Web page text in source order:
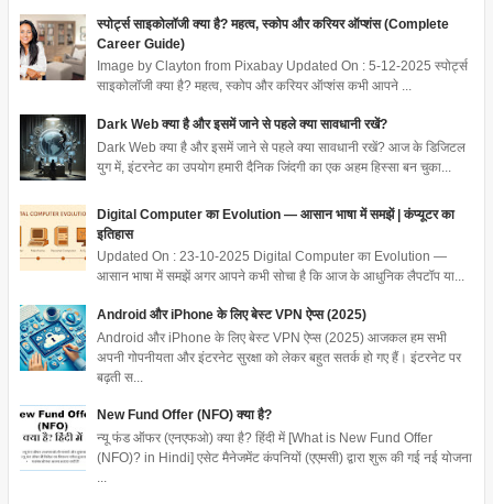
स्पोर्ट्स साइकोलॉजी क्या है? महत्व, स्कोप और करियर ऑप्शंस (Complete
Career Guide)
Image by Clayton from Pixabay Updated On : 5-12-2025 स्पोर्ट्स
साइकोलॉजी क्या है? महत्व, स्कोप और करियर ऑप्शंस कभी आपने ...
Dark Web क्या है और इसमें जाने से पहले क्या सावधानी रखें?
Dark Web क्या है और इसमें जाने से पहले क्या सावधानी रखें? आज के डिजिटल
युग में, इंटरनेट का उपयोग हमारी दैनिक जिंदगी का एक अहम हिस्सा बन चुका...
Digital Computer का Evolution — आसान भाषा में समझें | कंप्यूटर का
इतिहास
Updated On : 23-10-2025 Digital Computer का Evolution —
आसान भाषा में समझें अगर आपने कभी सोचा है कि आज के आधुनिक लैपटॉप या...
Android और iPhone के लिए बेस्ट VPN ऐप्स (2025)
Android और iPhone के लिए बेस्ट VPN ऐप्स (2025) आजकल हम सभी
अपनी गोपनीयता और इंटरनेट सुरक्षा को लेकर बहुत सतर्क हो गए हैं। इंटरनेट पर
बढ़ती स...
New Fund Offer (NFO) क्या है?
न्यू फंड ऑफर (एनएफओ) क्या है? हिंदी में [What is New Fund Offer
(NFO)? in Hindi] एसेट मैनेजमेंट कंपनियों (एएमसी) द्वारा शुरू की गई नई योजना